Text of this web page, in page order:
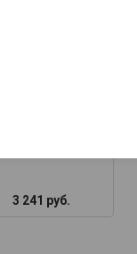
3 241 руб.